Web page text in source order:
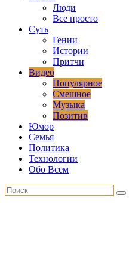
Люди
Все просто
Суть
Гении
Истории
Притчи
Видео
Популярное
Смешное
Музыка
Позитив
Юмор
Семья
Политика
Технологии
Обо Всем